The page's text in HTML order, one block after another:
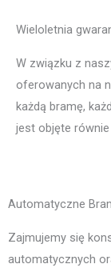
Wieloletnia
W związku z
oferowanych na
każdą bramę,
jest objęte
Automatyczne
Zajmujemy się
automatycznych